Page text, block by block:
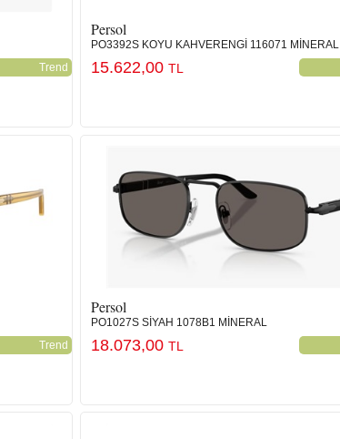
Trend
Persol
PO3392S KOYU KAHVERENGİ 116071 MİNERAL
15.622,00 TL
Trend
Persol
PO1027S SİYAH 1078B1 MİNERAL
18.073,00 TL